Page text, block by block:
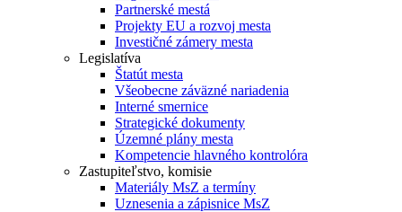
Partnerské mestá
Projekty EU a rozvoj mesta
Investičné zámery mesta
Legislatíva
Štatút mesta
Všeobecne záväzné nariadenia
Interné smernice
Strategické dokumenty
Územné plány mesta
Kompetencie hlavného kontrolóra
Zastupiteľstvo, komisie
Materiály MsZ a termíny
Uznesenia a zápisnice MsZ